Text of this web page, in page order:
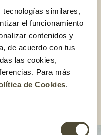
similares,
el funcionamiento
contenidos y
de acuerdo con tus
las cookies,
Para más
de Cookies.
de la bandeja, añade
de maíz disuelta en un
cuélalo y ponlo a
según quieras y
del
de manzana, ciruela o